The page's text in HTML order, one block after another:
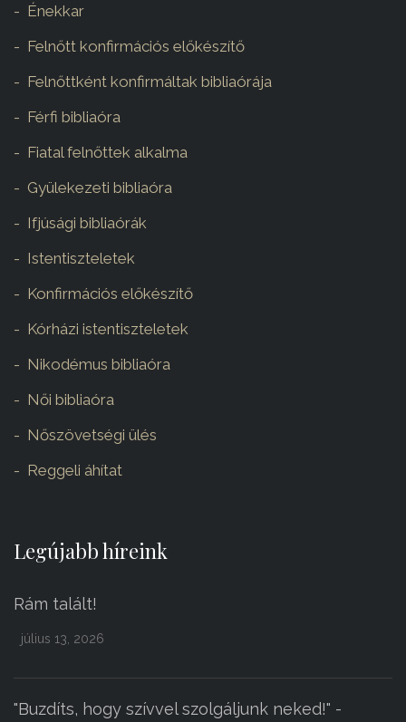
Énekkar
Felnőtt konfirmációs előkészítő
Felnőttként konfirmáltak bibliaórája
Férfi bibliaóra
Fiatal felnőttek alkalma
Gyülekezeti bibliaóra
Ifjúsági bibliaórák
Istentiszteletek
Konfirmációs előkészítő
Kórházi istentiszteletek
Nikodémus bibliaóra
Női bibliaóra
Nőszövetségi ülés
Reggeli áhítat
Legújabb híreink
Rám talált!
július 13, 2026
"Buzdíts, hogy szívvel szolgáljunk neked!" -